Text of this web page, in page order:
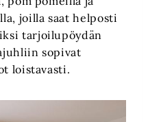
joilla saat helposti
tarjoilupöydän
sopivat
loistavasti.